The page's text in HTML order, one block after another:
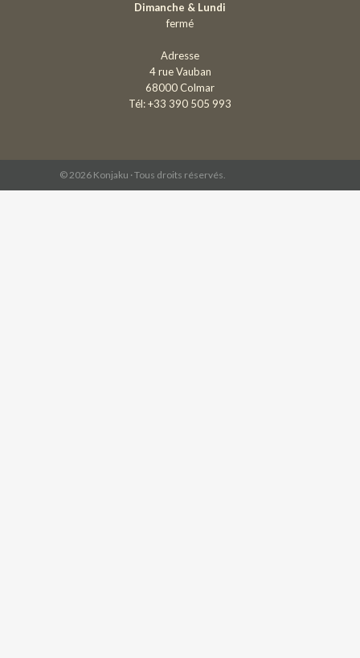
Dimanche & Lundi
fermé
Adresse
4 rue Vauban
68000 Colmar
Tél: +33 390 505 993
© 2026 Konjaku · Tous droits réservés.